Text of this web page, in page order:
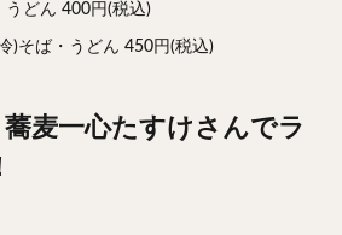
うどん 400円(税込)
)そば・うどん 450円(税込)
蕎麦一心たすけさんでラ